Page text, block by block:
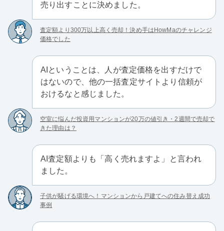
売り出すことに決めました。
査定額より300万以上高く売却！決め手はHowMaのチャレンジ
価格でした
AIということは、人が査定価格を出すだけで
はないので、他の一括査定サイトより信頼が
おけるなと感じました。
空室に悩んだ投資用マンションが20万の値引き・2週間で売却で
きた理由は？
AI査定額よりも「高く売れますよ」と言われ
ました。
子供が騒げる環境へ！マンションから戸建てへの住み替え成功
事例